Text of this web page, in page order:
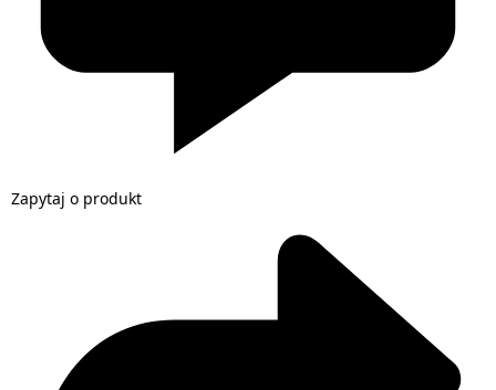
Zapytaj o produkt